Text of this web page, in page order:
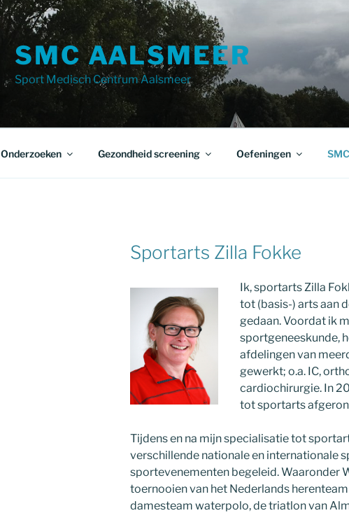
SMC AALSMEER
Sport Medisch Centrum Aalsmeer
Onderzoeken Gezondheid screening Oefeningen
Sportarts Zilla Fokke
Ik, sportarts Zilla
tot (basis-) arts aan
gedaan. Voordat ik
sportgeneeskunde,
afdelingen van
gewerkt; o.a. IC,
cardiochirurgie. In
tot sportarts
Tijdens en na mijn specialisatie tot
verschillende nationale en internationale
sportevenementen begeleid. Waaronder
toernooien van het Nederlands
damesteam waterpolo, de triatlon van